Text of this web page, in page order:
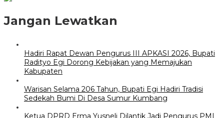
Jangan Lewatkan
Hadiri Rapat Dewan Pengurus III APKASI 2026, Bupati
Radityo Egi Dorong Kebijakan yang Memajukan
Kabupaten
Warisan Selama 206 Tahun, Bupati Egi Hadiri Tradisi
Sedekah Bumi Di Desa Sumur Kumbang
Ketua DPRD Erma Yusneli Dilantik Jadi Pengurus PMI